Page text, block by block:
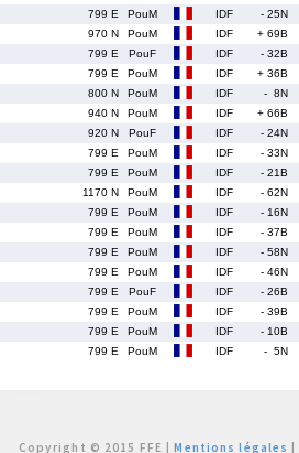
799 E PouM IDF - 25N
970 N PouM IDF + 69B
799 E PouF IDF - 32B
799 E PouM IDF + 36B
800 N PouM IDF - 8N
940 N PouM IDF + 66B
920 N PouF IDF - 24N
799 E PouM IDF - 33N
799 E PouM IDF - 21B
1170 N PouM IDF - 62N
799 E PouM IDF - 16N
799 E PouM IDF - 37B
799 E PouM IDF - 58N
799 E PouM IDF - 46N
799 E PouF IDF - 26B
799 E PouM IDF - 39B
799 E PouM IDF - 10B
799 E PouM IDF - 5N
Copyright © 2015 FFE |Mentions légales